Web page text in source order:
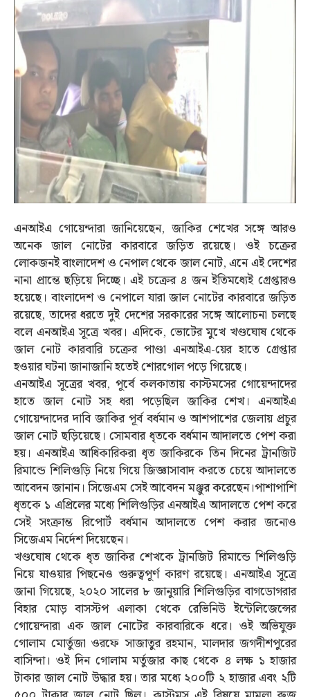
এনআইএ গোয়েন্দারা জানিয়েছেন, জাকির শেখের সঙ্গে আরও
অনেক জাল নোটের কারবারে জড়িত রয়েছে। ওই চক্রের
লোকজনই বাংলাদেশ ও নেপাল থেকে জাল নোট, এনে এই দেশের
নানা প্রান্তে ছড়িয়ে দিচ্ছে। এই চক্রের ৪ জন ইতিমধ্যেই গ্রেপ্তারও
হয়েছে। বাংলাদেশ ও নেপালে যারা জাল নোটের কারবারে জড়িত
রয়েছে, তাদের ধরতে দুই দেশের সরকারের সঙ্গে আলোচনা চলছে
বলে এনআইএ সূত্রে খবর। এদিকে, ভোটের মুখে খণ্ডঘোষ থেকে
জাল নোট কারবারি চক্রের পাণ্ডা এনআইএ-য়ের হাতে গ্রেপ্তার
হওয়ার ঘটনা জানাজানি হতেই শোরগোল পড়ে গিয়েছে।
এনআইএ সূত্রের খবর, পূর্বে কলকাতায় কাস্টমসের গোয়েন্দাদের
হাতে জাল নোট সহ ধরা পড়েছিল জাকির শেখ। এনআইএ
গোয়েন্দাদের দাবি জাকির পূর্ব বর্ধমান ও আশপাশের জেলায় প্রচুর
জাল নোট ছড়িয়েছে। সোমবার ধৃতকে বর্ধমান আদালতে পেশ করা
হয়। এনআইএ আধিকারিকরা ধৃত জাকিরকে তিন দিনের ট্রানজিট
রিমান্ডে শিলিগুড়ি নিয়ে গিয়ে জিজ্ঞাসাবাদ করতে চেয়ে আদালতে
আবেদন জানান। সিজেএম সেই আবেদন মঞ্জুর করেছেন।পাশাপাশি
ধৃতকে ১ এপ্রিলের মধ্যে শিলিগুড়ির এনআইএ আদালতে পেশ করে
সেই সংক্রান্ত রিপোর্ট বর্ধমান আদালতে পেশ করার জন্যেও
সিজেএম নির্দেশ দিয়েছেন।
খণ্ডঘোষ থেকে ধৃত জাকির শেখকে ট্রানজিট রিমান্ডে শিলিগুড়ি
নিয়ে যাওয়ার পিছনেও গুরুত্বপূর্ণ কারণ রয়েছে। এনআইএ সূত্রে
জানা গিয়েছে, ২০২০ সালের ৮ জানুয়ারি শিলিগুড়ির বাগডোগরার
বিহার মোড় বাসস্টপ এলাকা থেকে রেভিনিউ ইন্টেলিজেন্সের
গোয়েন্দারা এক জাল নোটের কারবারিকে ধরে। ওই অভিযুক্ত
গোলাম মোর্তুজা ওরফে সাজাতুর রহমান, মালদার জগদীশপুরের
বাসিন্দা। ওই দিন গোলাম মর্তুজার কাছ থেকে ৪ লক্ষ ১ হাজার
টাকার জাল নোট উদ্ধার হয়। তার মধ্যে ২০০টি ২ হাজার এবং ২টি